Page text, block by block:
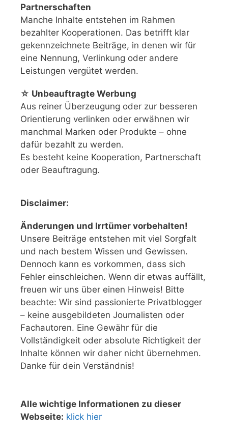
Partnerschaften
Manche Inhalte entstehen im Rahmen
bezahlter Kooperationen. Das betrifft klar
gekennzeichnete Beiträge, in denen wir für
eine Nennung, Verlinkung oder andere
Leistungen vergütet werden.
☆ Unbeauftragte Werbung
Aus reiner Überzeugung oder zur besseren
Orientierung verlinken oder erwähnen wir
manchmal Marken oder Produkte – ohne
dafür bezahlt zu werden.
Es besteht keine Kooperation, Partnerschaft
oder Beauftragung.
Disclaimer:
Änderungen und Irrtümer vorbehalten!
Unsere Beiträge entstehen mit viel Sorgfalt
und nach bestem Wissen und Gewissen.
Dennoch kann es vorkommen, dass sich
Fehler einschleichen. Wenn dir etwas auffällt,
freuen wir uns über einen Hinweis! Bitte
beachte: Wir sind passionierte Privatblogger
– keine ausgebildeten Journalisten oder
Fachautoren. Eine Gewähr für die
Vollständigkeit oder absolute Richtigkeit der
Inhalte können wir daher nicht übernehmen.
Danke für dein Verständnis!
Alle wichtige Informationen zu dieser
Webseite: klick hier